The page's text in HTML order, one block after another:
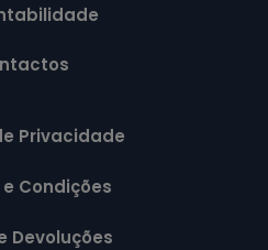
Privacidade
Condições
Devoluções